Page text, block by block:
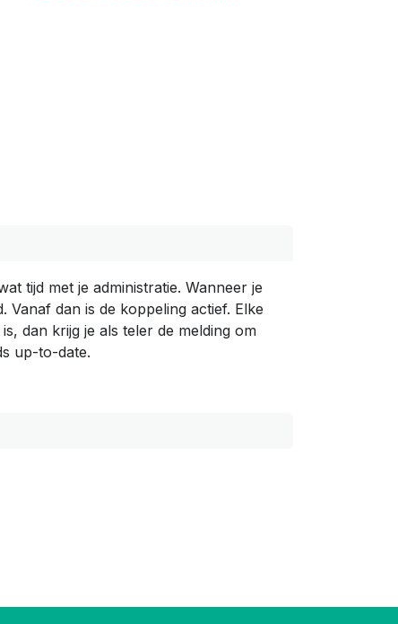
tijd met je administratie. Wanneer je
dan is de koppeling actief. Elke
dan krijg je als teler de melding om
up-to-date.